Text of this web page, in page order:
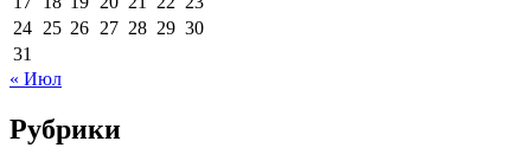
24 25 26 27 28 29 30
31
« Июл
Рубрики